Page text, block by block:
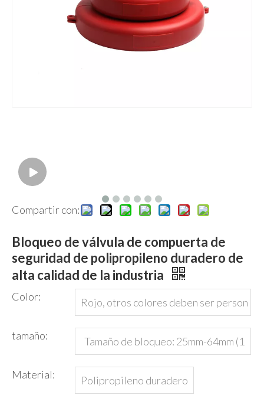
Compartir con:
Bloqueo de válvula de compuerta de
seguridad de polipropileno duradero de
alta calidad de la industria
Color:
Rojo, otros colores deben ser person
tamaño:
Tamaño de bloqueo: 25mm-64mm (1
Material:
Polipropileno duradero